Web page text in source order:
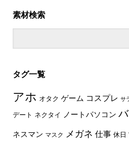
素材検索
タグ一覧
アホ オタク ゲーム コスプレ サ
デート ネクタイ ノートパソコン
ネスマン マスク メガネ 仕事 休日